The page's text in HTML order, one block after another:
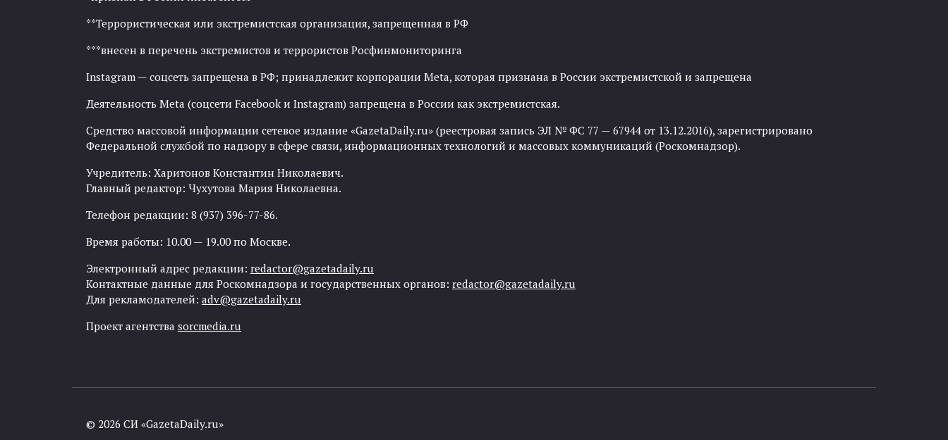
**Террористическая или экстремистская организация, запрещенная в РФ
***внесен в перечень экстремистов и террористов Росфинмониторинга
Instagram — соцсеть запрещена в РФ; принадлежит корпорации Meta, которая признана в России экстремистской и запрещена
Деятельность Meta (соцсети Facebook и Instagram) запрещена в России как экстремистская.
Средство массовой информации сетевое издание «GazetaDaily.ru» (реестровая запись ЭЛ № ФС 77 — 67944 от 13.12.2016), зарегистрировано
Федеральной службой по надзору в сфере связи, информационных технологий и массовых коммуникаций (Роскомнадзор).
Учредитель: Харитонов Константин Николаевич.
Главный редактор: Чухутова Мария Николаевна.
Телефон редакции: 8 (937) 396-77-86.
Время работы: 10.00 — 19.00 по Москве.
Электронный адрес редакции: redactor@gazetadaily.ru
Контактные данные для Роскомнадзора и государственных органов: redactor@gazetadaily.ru
Для рекламодателей: adv@gazetadaily.ru
Проект агентства sorcmedia.ru
© 2026 СИ «GazetaDaily.ru»